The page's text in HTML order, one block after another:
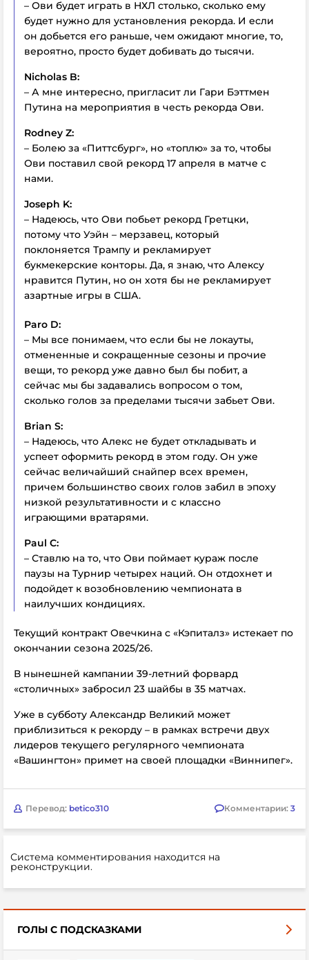
– Ови будет играть в НХЛ столько, сколько ему
будет нужно для установления рекорда. И если
он добьется его раньше, чем ожидают многие, то,
вероятно, просто будет добивать до тысячи.
Nicholas B:
– А мне интересно, пригласит ли Гари Бэттмен
Путина на мероприятия в честь рекорда Ови.
Rodney Z:
– Болею за «Питтсбург», но «топлю» за то, чтобы
Ови поставил свой рекорд 17 апреля в матче с
нами.
Joseph K:
– Надеюсь, что Ови побьет рекорд Гретцки,
потому что Уэйн – мерзавец, который
поклоняется Трампу и рекламирует
букмекерские конторы. Да, я знаю, что Алексу
нравится Путин, но он хотя бы не рекламирует
азартные игры в США.
Paro D:
– Мы все понимаем, что если бы не локауты,
отмененные и сокращенные сезоны и прочие
вещи, то рекорд уже давно был бы побит, а
сейчас мы бы задавались вопросом о том,
сколько голов за пределами тысячи забьет Ови.
Brian S:
– Надеюсь, что Алекс не будет откладывать и
успеет оформить рекорд в этом году. Он уже
сейчас величайший снайпер всех времен,
причем большинство своих голов забил в эпоху
низкой результативности и с классно
играющими вратарями.
Paul C:
– Ставлю на то, что Ови поймает кураж после
паузы на Турнир четырех наций. Он отдохнет и
подойдет к возобновлению чемпионата в
наилучших кондициях.
Текущий контракт Овечкина с «Кэпиталз» истекает по
окончании сезона 2025/26.
В нынешней кампании 39-летний форвард
«столичных» забросил 23 шайбы в 35 матчах.
Уже в субботу Александр Великий может
приблизиться к рекорду – в рамках встречи двух
лидеров текущего регулярного чемпионата
«Вашингтон» примет на своей площадки «Виннипег».
Перевод: betico310 Комментарии: 3
Система комментирования находится на
реконструкции.
ГОЛЫ С ПОДСКАЗКАМИ